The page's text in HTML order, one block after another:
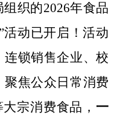
组织的2026年食品
活动已开启！活动
锁销售企业、校
聚焦公众日常消费
宗消费食品， 一